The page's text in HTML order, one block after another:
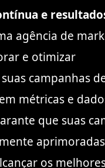
e
agência de
e otimizar
campanhas
métricas e
que suas
os